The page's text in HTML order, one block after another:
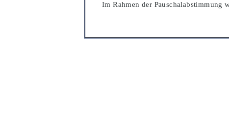
Im Rahmen der Pauschalabstimmung